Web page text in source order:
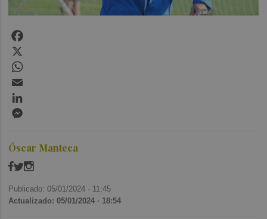
Óscar Manteca
Publicado: 05/01/2024 · 11:45
Actualizado: 05/01/2024 · 18:54